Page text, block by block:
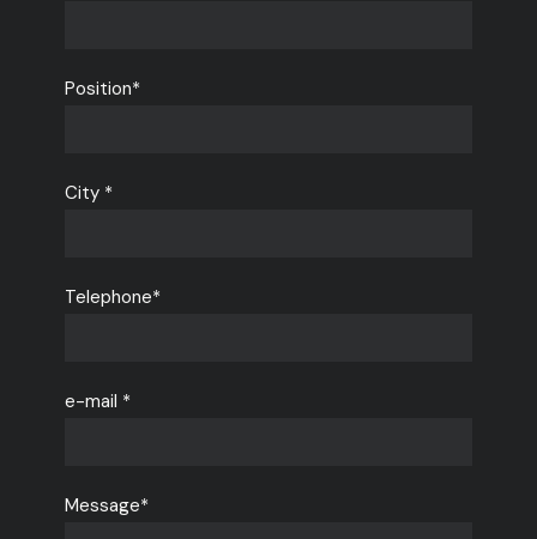
Position*
City *
Telephone*
e-mail *
Message*